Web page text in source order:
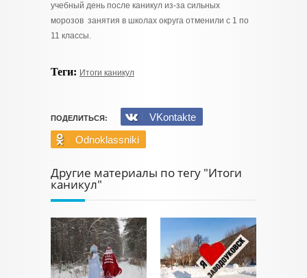
учебный день после каникул из-за сильных
морозов занятия в школах округа отменили с 1 по
11 классы.
Теги: Итоги каникул
ПОДЕЛИТЬСЯ:
VKontakte
Odnoklassniki
Другие материалы по тегу "Итоги
каникул"